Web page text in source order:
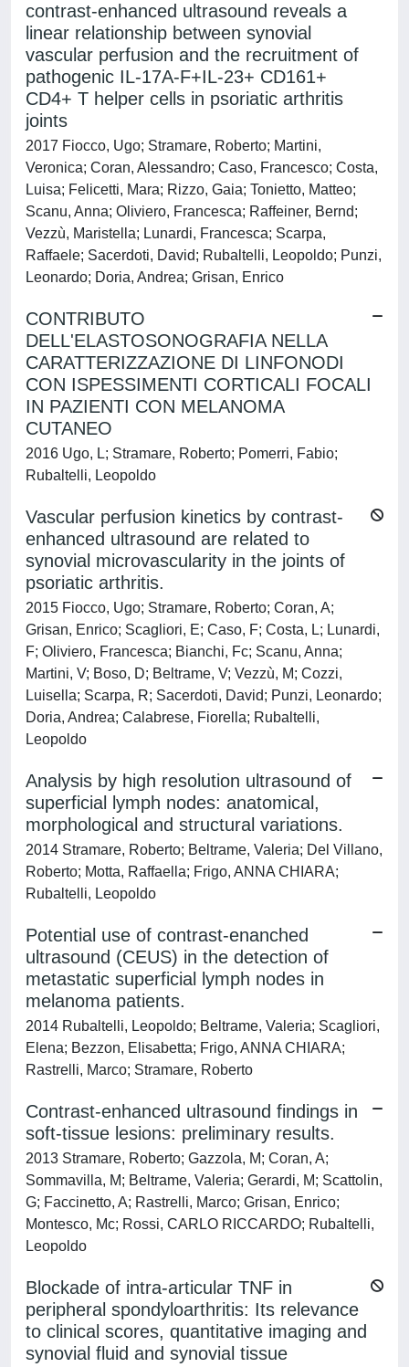
contrast-enhanced ultrasound reveals a
linear relationship between synovial
vascular perfusion and the recruitment of
pathogenic IL-17A-F+IL-23+ CD161+
CD4+ T helper cells in psoriatic arthritis
joints
2017 Fiocco, Ugo; Stramare, Roberto; Martini,
Veronica; Coran, Alessandro; Caso, Francesco; Costa,
Luisa; Felicetti, Mara; Rizzo, Gaia; Tonietto, Matteo;
Scanu, Anna; Oliviero, Francesca; Raffeiner, Bernd;
Vezzù, Maristella; Lunardi, Francesca; Scarpa,
Raffaele; Sacerdoti, David; Rubaltelli, Leopoldo; Punzi,
Leonardo; Doria, Andrea; Grisan, Enrico
CONTRIBUTO
DELL'ELASTOSONOGRAFIA NELLA
CARATTERIZZAZIONE DI LINFONODI
CON ISPESSIMENTI CORTICALI FOCALI
IN PAZIENTI CON MELANOMA
CUTANEO
2016 Ugo, L; Stramare, Roberto; Pomerri, Fabio;
Rubaltelli, Leopoldo
Vascular perfusion kinetics by contrast-
enhanced ultrasound are related to
synovial microvascularity in the joints of
psoriatic arthritis.
2015 Fiocco, Ugo; Stramare, Roberto; Coran, A;
Grisan, Enrico; Scagliori, E; Caso, F; Costa, L; Lunardi,
F; Oliviero, Francesca; Bianchi, Fc; Scanu, Anna;
Martini, V; Boso, D; Beltrame, V; Vezzù, M; Cozzi,
Luisella; Scarpa, R; Sacerdoti, David; Punzi, Leonardo;
Doria, Andrea; Calabrese, Fiorella; Rubaltelli,
Leopoldo
Analysis by high resolution ultrasound of
superficial lymph nodes: anatomical,
morphological and structural variations.
2014 Stramare, Roberto; Beltrame, Valeria; Del Villano,
Roberto; Motta, Raffaella; Frigo, ANNA CHIARA;
Rubaltelli, Leopoldo
Potential use of contrast-enanched
ultrasound (CEUS) in the detection of
metastatic superficial lymph nodes in
melanoma patients.
2014 Rubaltelli, Leopoldo; Beltrame, Valeria; Scagliori,
Elena; Bezzon, Elisabetta; Frigo, ANNA CHIARA;
Rastrelli, Marco; Stramare, Roberto
Contrast-enhanced ultrasound findings in
soft-tissue lesions: preliminary results.
2013 Stramare, Roberto; Gazzola, M; Coran, A;
Sommavilla, M; Beltrame, Valeria; Gerardi, M; Scattolin,
G; Faccinetto, A; Rastrelli, Marco; Grisan, Enrico;
Montesco, Mc; Rossi, CARLO RICCARDO; Rubaltelli,
Leopoldo
Blockade of intra-articular TNF in
peripheral spondyloarthritis: Its relevance
to clinical scores, quantitative imaging and
synovial fluid and synovial tissue